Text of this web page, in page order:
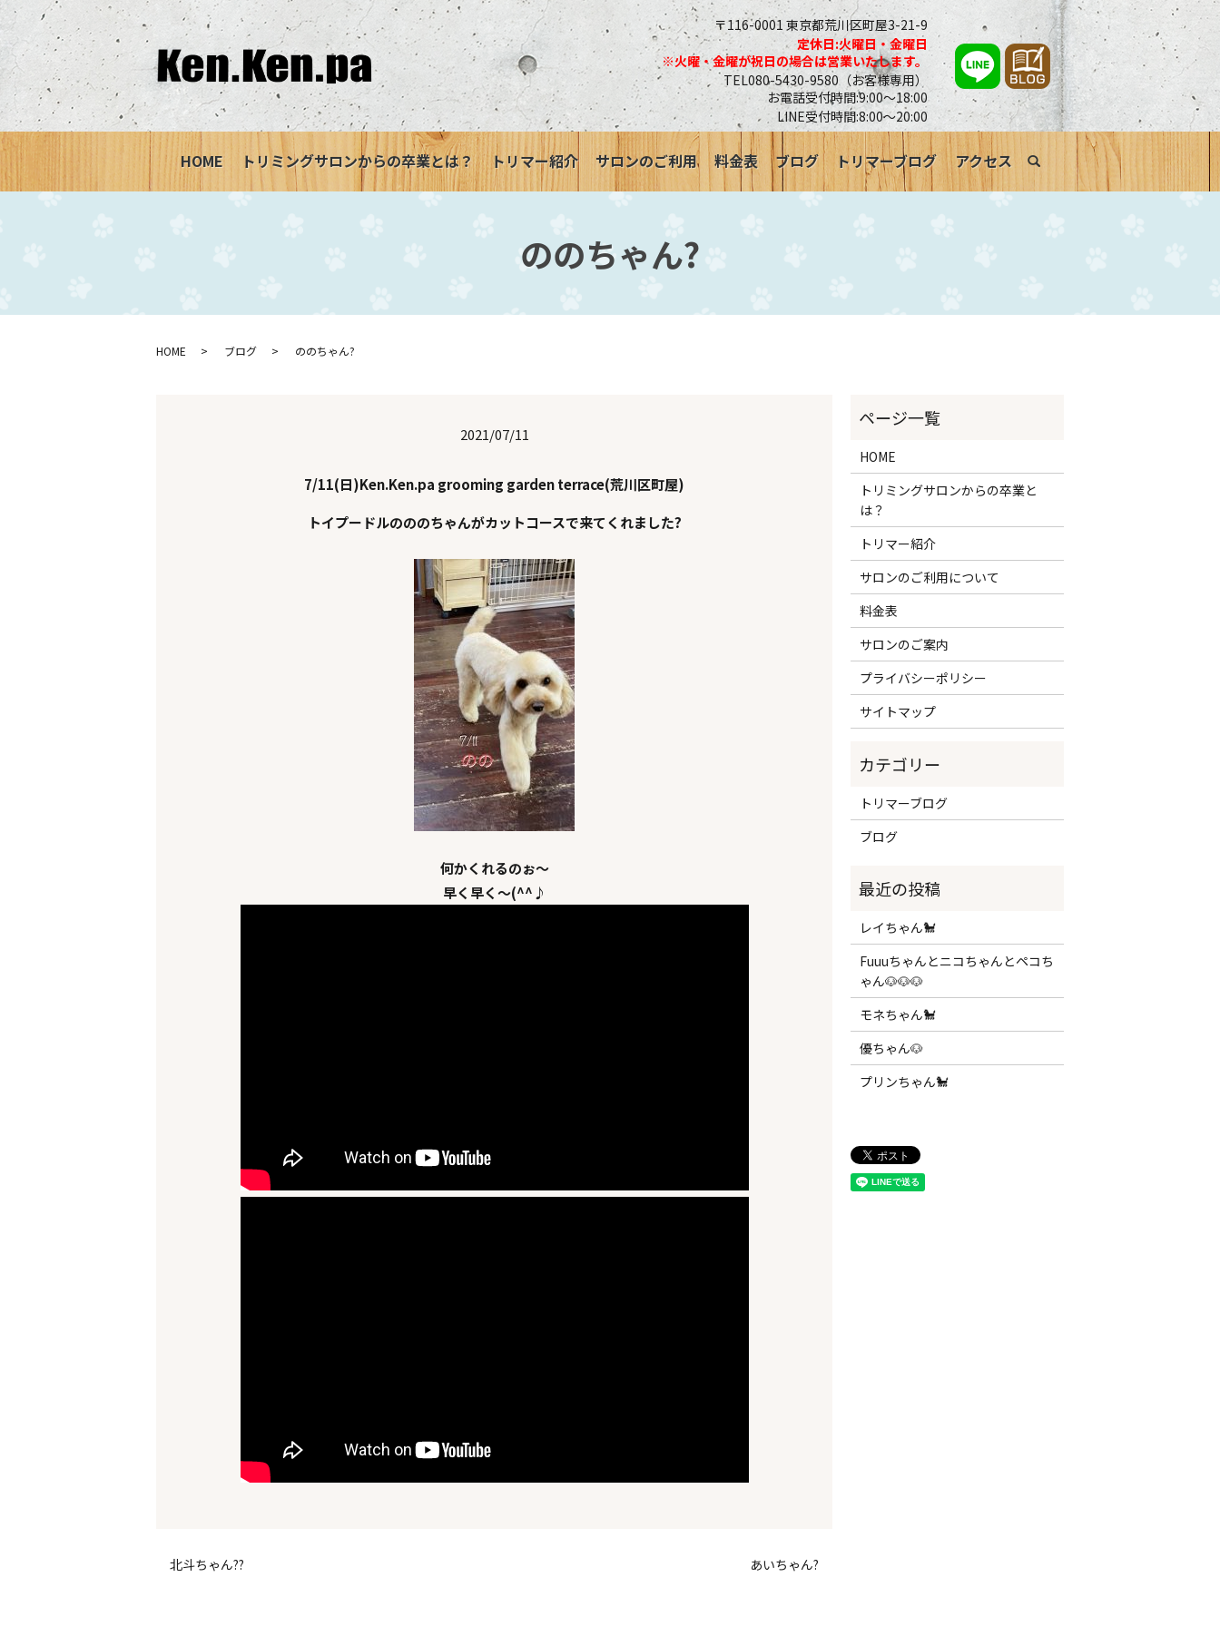
〒116-0001 東京都荒川区町屋3-21-9
定休日:火曜日・金曜日
※火曜・金曜が祝日の場合は営業いたします。
TEL080-5430-9580（お客様専用）
お電話受付時間:9:00～18:00
LINE受付時間:8:00～20:00
HOME トリミングサロンからの卒業とは？ トリマー紹介 サロンのご利用 料金表 ブログ トリマーブログ アクセス search
ののちゃん?
HOME ブログ ののちゃん?
2021/07/11
7/11(日)Ken.Ken.pa grooming garden terrace(荒川区町屋)
トイプードルのののちゃんがカットコースで来てくれました?
何かくれるのぉ～
早く早く～(^^♪
北斗ちゃん?? あいちゃん?
HOME
トリミングサロンからの卒業と
は？
トリマー紹介
サロンのご利用について
料金表
サロンのご案内
プライバシーポリシー
サイトマップ
トリマーブログ
ブログ
レイちゃん🐩
Fuuuちゃんとニコちゃんとペコち
ゃん🐶🐶🐶
モネちゃん🐩
優ちゃん🐶
プリンちゃん🐩